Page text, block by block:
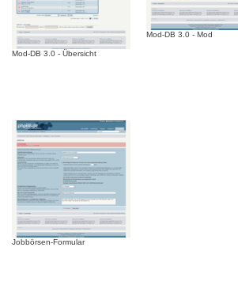
Mod-DB 3.0 - Übersicht
Mod-DB 3.0 - Mod
Jobbörsen-Formular